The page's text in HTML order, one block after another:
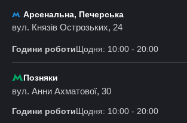
Арсенальна, Печерська
вул. Князів Острозьких, 24
Години роботиЩодня: 10:00 - 20:00
Позняки
вул. Анни Ахматової, 30
Години роботиЩодня: 10:00 - 20:00